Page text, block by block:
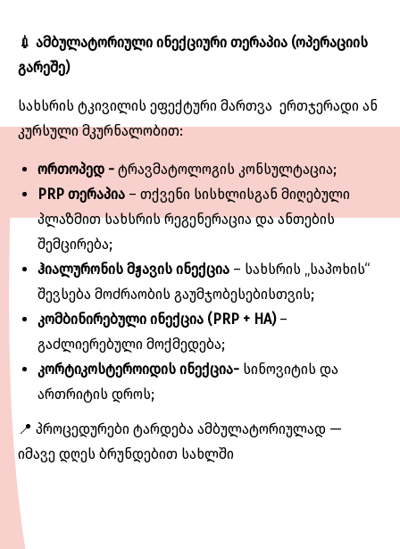
💉 ამბულატორიული ინექციური თერაპია (ოპერაციის
გარეშე)
სახსრის ტკივილის ეფექტური მართვა ერთჯერადი ან
კურსული მკურნალობით:
ორთოპედ - ტრავმატოლოგის კონსულტაცია;
PRP თერაპია – თქვენი სისხლისგან მიღებული
პლაზმით სახსრის რეგენერაცია და ანთების
შემცირება;
ჰიალურონის მჟავის ინექცია – სახსრის „საპოხის“
შევსება მოძრაობის გაუმჯობესებისთვის;
კომბინირებული ინექცია (PRP + HA)–
გაძლიერებული მოქმედება;
კორტიკოსტეროიდის ინექცია- სინოვიტის და
ართრიტის დროს;
📍 პროცედურები ტარდება ამბულატორიულად —
იმავე დღეს ბრუნდებით სახლში